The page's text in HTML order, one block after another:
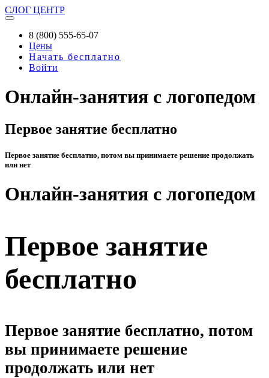
СЛОГ ЦЕНТР
8 (800) 555-65-07
Цены
Начать бесплатно
Войти
Онлайн-занятия с логопедом
Первое занятие бесплатно
Первое занятие бесплатно, потом вы принимаете решение продолжать
или нет
Онлайн-занятия с логопедом
Первое занятие
бесплатно
Первое занятие бесплатно, потом
вы принимаете решение
продолжать или нет